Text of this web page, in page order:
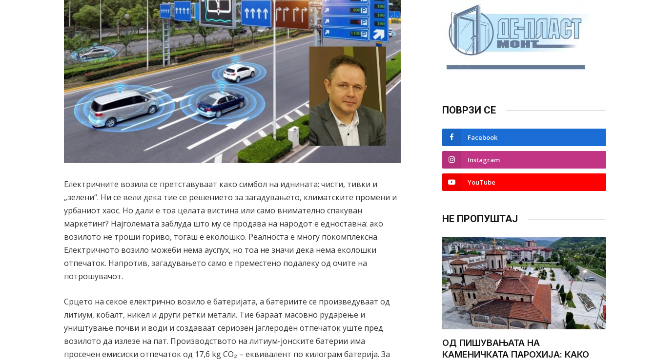
Електричните возила се претставуваат како симбол на иднината: чисти, тивки и
„зелени“. Ни се вели дека тие се решението за загадувањето, климатските промени и
урбаниот хаос. Но дали е тоа целата вистина или само внимателно спакуван
маркетинг? Најголемата заблуда што му се продава на народот е едноставна: ако
возилото не троши гориво, тогаш е еколошко. Реалноста е многу покомплексна.
Електричното возило можеби нема ауспух, но тоа не значи дека нема еколошки
отпечаток. Напротив, загадувањето само е преместено подалеку од очите на
потрошувачот.
Срцето на секое електрично возило е батеријата, а батериите се произведуваат од
литиум, кобалт, никел и други ретки метали. Тие бараат масовно рударење и
уништување почви и води и создаваат сериозен јаглероден отпечаток уште пред
возилото да излезе на пат. Производството на литиум-јонските батерии има
просечен емисиски отпечаток од 17,6 kg CO₂ – еквивалент по килограм батерија. За
ПОВРЗИ СЕ
Facebook
Instagram
YouTube
НЕ ПРОПУШТАЈ
ОД ПИШУВАЊАТА НА
КАМЕНИЧКАТА ПАРОХИЈА: КАКО